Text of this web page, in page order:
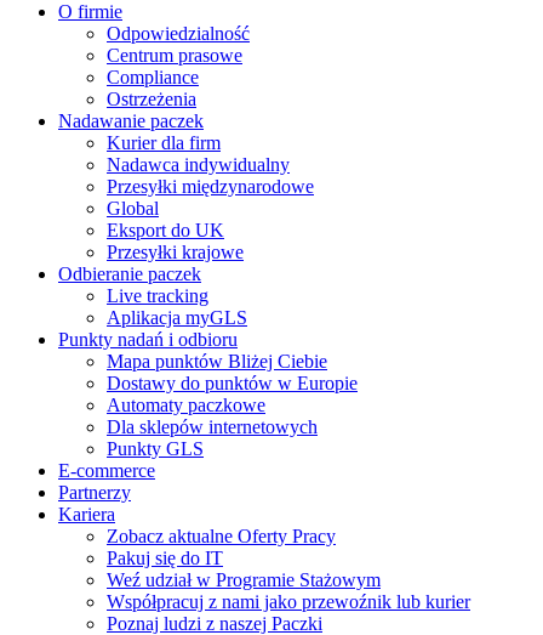
O firmie
Odpowiedzialność
Centrum prasowe
Compliance
Ostrzeżenia
Nadawanie paczek
Kurier dla firm
Nadawca indywidualny
Przesyłki międzynarodowe
Global
Eksport do UK
Przesyłki krajowe
Odbieranie paczek
Live tracking
Aplikacja myGLS
Punkty nadań i odbioru
Mapa punktów Bliżej Ciebie
Dostawy do punktów w Europie
Automaty paczkowe
Dla sklepów internetowych
Punkty GLS
E-commerce
Partnerzy
Kariera
Zobacz aktualne Oferty Pracy
Pakuj się do IT
Weź udział w Programie Stażowym
Współpracuj z nami jako przewoźnik lub kurier
Poznaj ludzi z naszej Paczki